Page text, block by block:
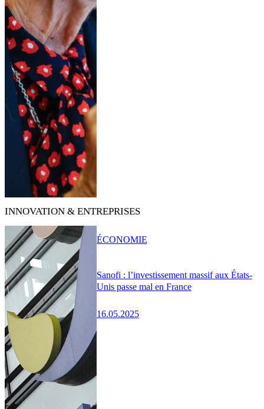
INNOVATION & ENTREPRISES
Sanofi : l’investissement massif aux États-
Unis passe mal en France
16.05.2025
ÉCONOMIE